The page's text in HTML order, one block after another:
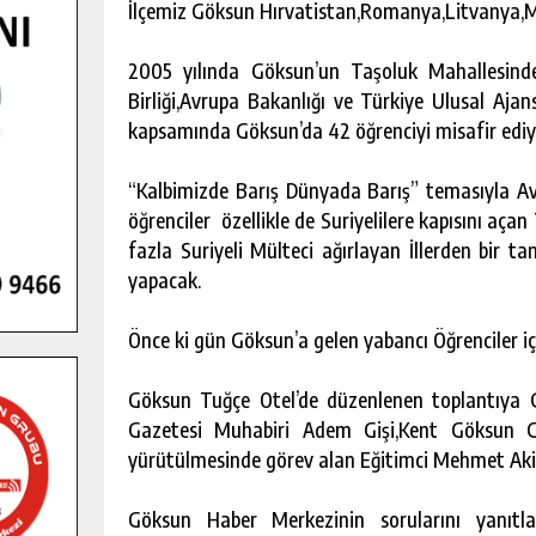
İlçemiz Göksun
2005 yılında Göksun’un Taşoluk
Birliği,Avrupa Bakanlığı ve Türkiye Ulusal
kapsamında Göksun’da 42 öğrenciyi misafir
“Kalbimizde Barış Dünyada Barış” temasıyla
öğrenciler özellikle de Suriyelilere kapısını açan
fazla Suriyeli Mülteci ağırlayan İllerden bir
yapacak.
Önce ki gün Göksun’a gelen yabancı Öğrenciler
Göksun Tuğçe Otel’de düzenlenen
Gazetesi Muhabiri Adem Gişi,Kent Göksun
yürütülmesinde görev alan Eğitimci Mehmet
Göksun Haber Merkezinin sorularını